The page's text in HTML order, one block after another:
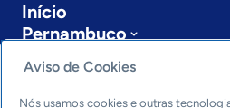
Início
Pernambuco
Sobre a ASN
Últimas notícias
Entre em contato
Aviso de Cookies
Nós usamos cookies e outras